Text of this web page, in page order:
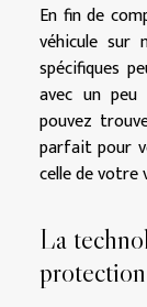
En fin de
véhicule sur
spécifiques
avec un
pouvez
parfait pour
celle de votre
La